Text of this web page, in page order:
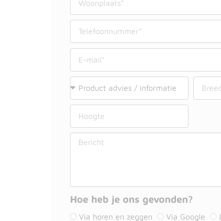
Hoe heb je ons gevonden?
Via horen en zeggen Via Google